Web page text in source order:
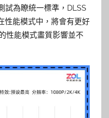
試為瞭統一標準，DLSS
性能模式中，將會有更好
性能模式畫質影響並不